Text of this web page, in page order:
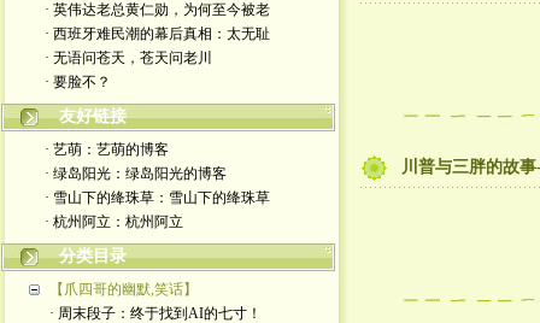
· 英伟达老总黄仁勋，为何至今被老
· 西班牙难民潮的幕后真相：太无耻
· 无语问苍天，苍天问老川
· 要脸不？
友好链接
· 艺萌：艺萌的博客
· 绿岛阳光：绿岛阳光的博客
· 雪山下的绛珠草：雪山下的绛珠草
· 杭州阿立：杭州阿立
分类目录
【爪四哥的幽默,笑话】
· 周末段子：终于找到AI的七寸！
川普与三胖的故事